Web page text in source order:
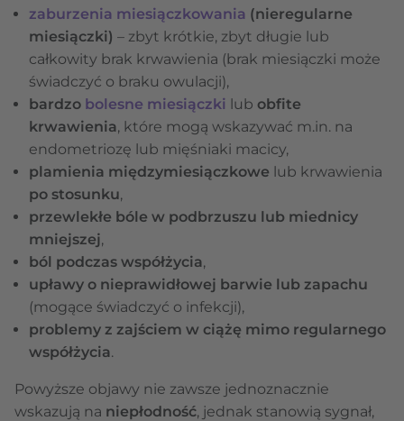
zaburzenia miesiączkowania (nieregularne
miesiączki) – zbyt krótkie, zbyt długie lub
całkowity brak krwawienia (brak miesiączki może
świadczyć o braku owulacji),
bardzo bolesne miesiączki lub obfite
krwawienia, które mogą wskazywać m.in. na
endometriozę lub mięśniaki macicy,
plamienia międzymiesiączkowe lub krwawienia
po stosunku,
przewlekłe bóle w podbrzuszu lub miednicy
mniejszej,
ból podczas współżycia,
upławy o nieprawidłowej barwie lub zapachu
(mogące świadczyć o infekcji),
problemy z zajściem w ciążę mimo regularnego
współżycia.
Powyższe objawy nie zawsze jednoznacznie
wskazują na niepłodność, jednak stanowią sygnał,